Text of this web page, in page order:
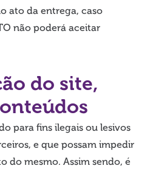
ato da entrega, caso
não poderá aceitar
do site,
para fins ilegais ou lesivos
e que possam impedir
do mesmo. Assim sendo, é